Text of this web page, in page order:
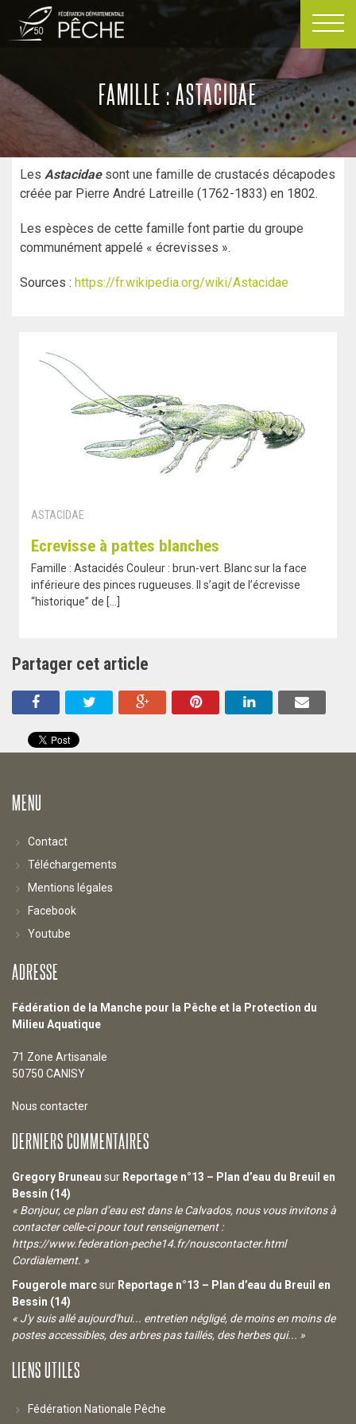
Passer
FAMILLE : ASTACIDAE
Les Astacidaesont une famille de crustacés décapodes
créée par Pierre André Latreille (1762-1833) en 1802.
Les espèces de cette famille font partie du groupe
communément appelé « écrevisses ».
Sources : https://fr.wikipedia.org/wiki/Astacidae
ASTACIDAE
Ecrevisse à pattes blanches
Famille : Astacidés Couleur : brun-vert. Blanc sur la face
inférieure des pinces rugueuses. Il s’agit de l’écrevisse
“historique” de […]
Partager cet article
MENU
Contact
Téléchargements
Mentions légales
Facebook
Youtube
ADRESSE
Fédération de la Manche pour la Pêche et la Protection du
Milieu Aquatique
71 Zone Artisanale
50750 CANISY
Nous contacter
DERNIERS COMMENTAIRES
Gregory Bruneau sur Reportage n°13 – Plan d’eau du Breuil en
Bessin (14)
« Bonjour, ce plan d’eau est dans le Calvados, nous vous invitons à
contacter celle-ci pour tout renseignement :
https://www.federation-peche14.fr/nouscontacter.html
Cordialement. »
Fougerole marcsur Reportage n°13 – Plan d’eau du Breuil en
Bessin (14)
« J'y suis allé aujourd'hui... entretien négligé, de moins en moins de
postes accessibles, des arbres pas taillés, des herbes qui... »
LIENS UTILES
Fédération Nationale Pêche